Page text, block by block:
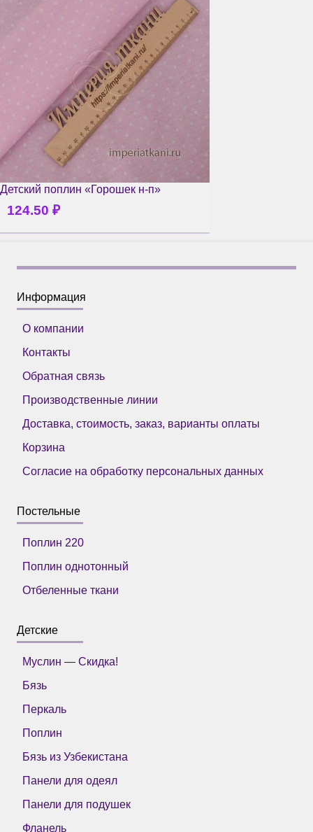
Детский поплин «Горошек н-п»
124.50 ₽
Информация
О компании
Контакты
Обратная связь
Производственные линии
Доставка, стоимость, заказ, варианты оплаты
Корзина
Согласие на обработку персональных данных
Постельные
Поплин 220
Поплин однотонный
Отбеленные ткани
Детские
Муслин — Скидка!
Бязь
Перкаль
Поплин
Бязь из Узбекистана
Панели для одеял
Панели для подушек
Фланель